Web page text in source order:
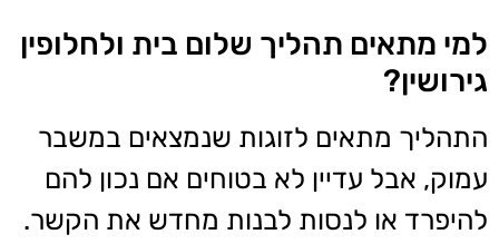
למי מתאים תהליך שלום בית ולחלופין
גירושין?
התהליך מתאים לזוגות שנמצאים במשבר
עמוק, אבל עדיין לא בטוחים אם נכון להם
להיפרד או לנסות לבנות מחדש את הקשר.